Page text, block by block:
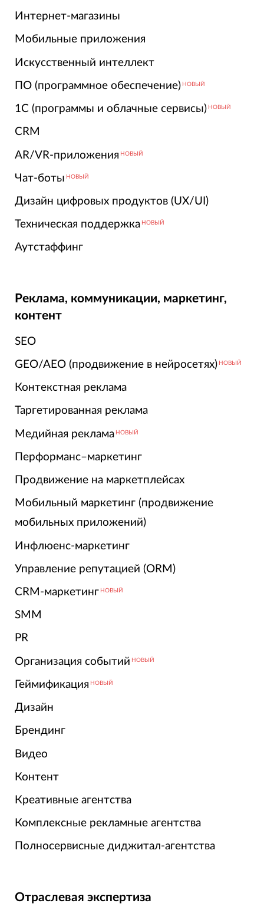
Интернет-магазины
Мобильные приложения
Искусственный интеллект
ПО (программное обеспечение) НОВЫЙ
1С (программы и облачные сервисы) НОВЫЙ
CRM
AR/VR-приложения НОВЫЙ
Чат-боты НОВЫЙ
Дизайн цифровых продуктов (UX/UI)
Техническая поддержка НОВЫЙ
Аутстаффинг
Реклама, коммуникации, маркетинг,
контент
SEO
GEO/AEO (продвижение в нейросетях) НОВЫЙ
Контекстная реклама
Таргетированная реклама
Медийная реклама НОВЫЙ
Перформанс–маркетинг
Продвижение на маркетплейсах
Мобильный маркетинг (продвижение
мобильных приложений)
Инфлюенс-маркетинг
Управление репутацией (ORM)
CRM-маркетинг НОВЫЙ
SMM
PR
Организация событий НОВЫЙ
Геймификация НОВЫЙ
Дизайн
Брендинг
Видео
Контент
Креативные агентства
Комплексные рекламные агентства
Полносервисные диджитал-агентства
Отраслевая экспертиза